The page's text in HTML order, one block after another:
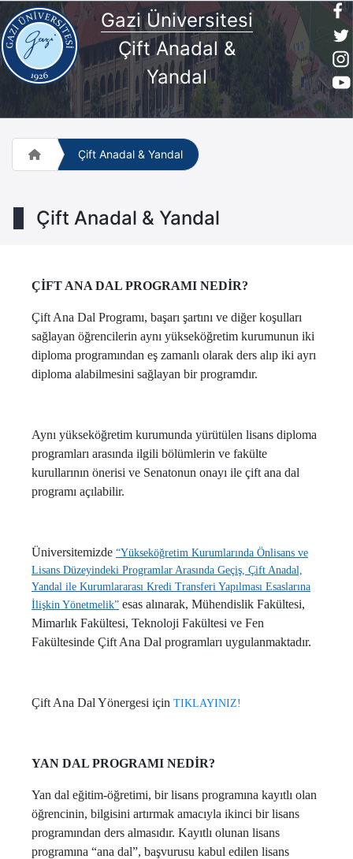
Gazi Üniversitesi
Çift Anadal &
Yandal
Çift Anadal & Yandal
Çift Anadal & Yandal
ÇİFT ANA DAL PROGRAMI NEDİR?
Çift Ana Dal Programı, başarı şartını ve diğer koşulları
sağlayan öğrencilerin aynı yükseköğretim kurumunun iki
diploma programından eş zamanlı olarak ders alıp iki ayrı
diploma alabilmesini sağlayan bir programdır.
Aynı yükseköğretim kurumunda yürütülen lisans diploma
programları arasında ilgili bölümlerin ve fakülte
kurullarının önerisi ve Senatonun onayı ile çift ana dal
programı açılabilir.
Üniversitemizde “Yükseköğretim Kurumlarında Önlisans ve
Lisans Düzeyindeki Programlar Arasında Geçiş, Çift Anadal,
Yandal ile Kurumlararası Kredi Transferi Yapılması Esaslarına
İlişkin Yönetmelik” esas alınarak, Mühendislik Fakültesi,
Mimarlık Fakültesi, Teknoloji Fakültesi ve Fen
Fakültesinde Çift Ana Dal programları uygulanmaktadır.
Çift Ana Dal Yönergesi için TIKLAYINIZ!
YAN DAL PROGRAMI NEDİR?
Yan dal eğitim-öğretimi, bir lisans programına kayıtlı olan
öğrencinin, bilgisini artırmak amacıyla ikinci bir lisans
programından ders almasıdır. Kayıtlı olunan lisans
programına “ana dal”, başvurusu kabul edilen lisans